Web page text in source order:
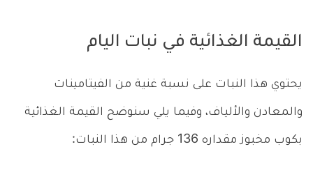
القيمة الغذائية في نبات اليام
يحتوي هذا النبات على نسبة غنية من الفيتامينات
والمعادن والألياف، وفيما يلي سنوضح القيمة الغذائية
بكوب مخبوز مقداره 136 جرام من هذا النبات: